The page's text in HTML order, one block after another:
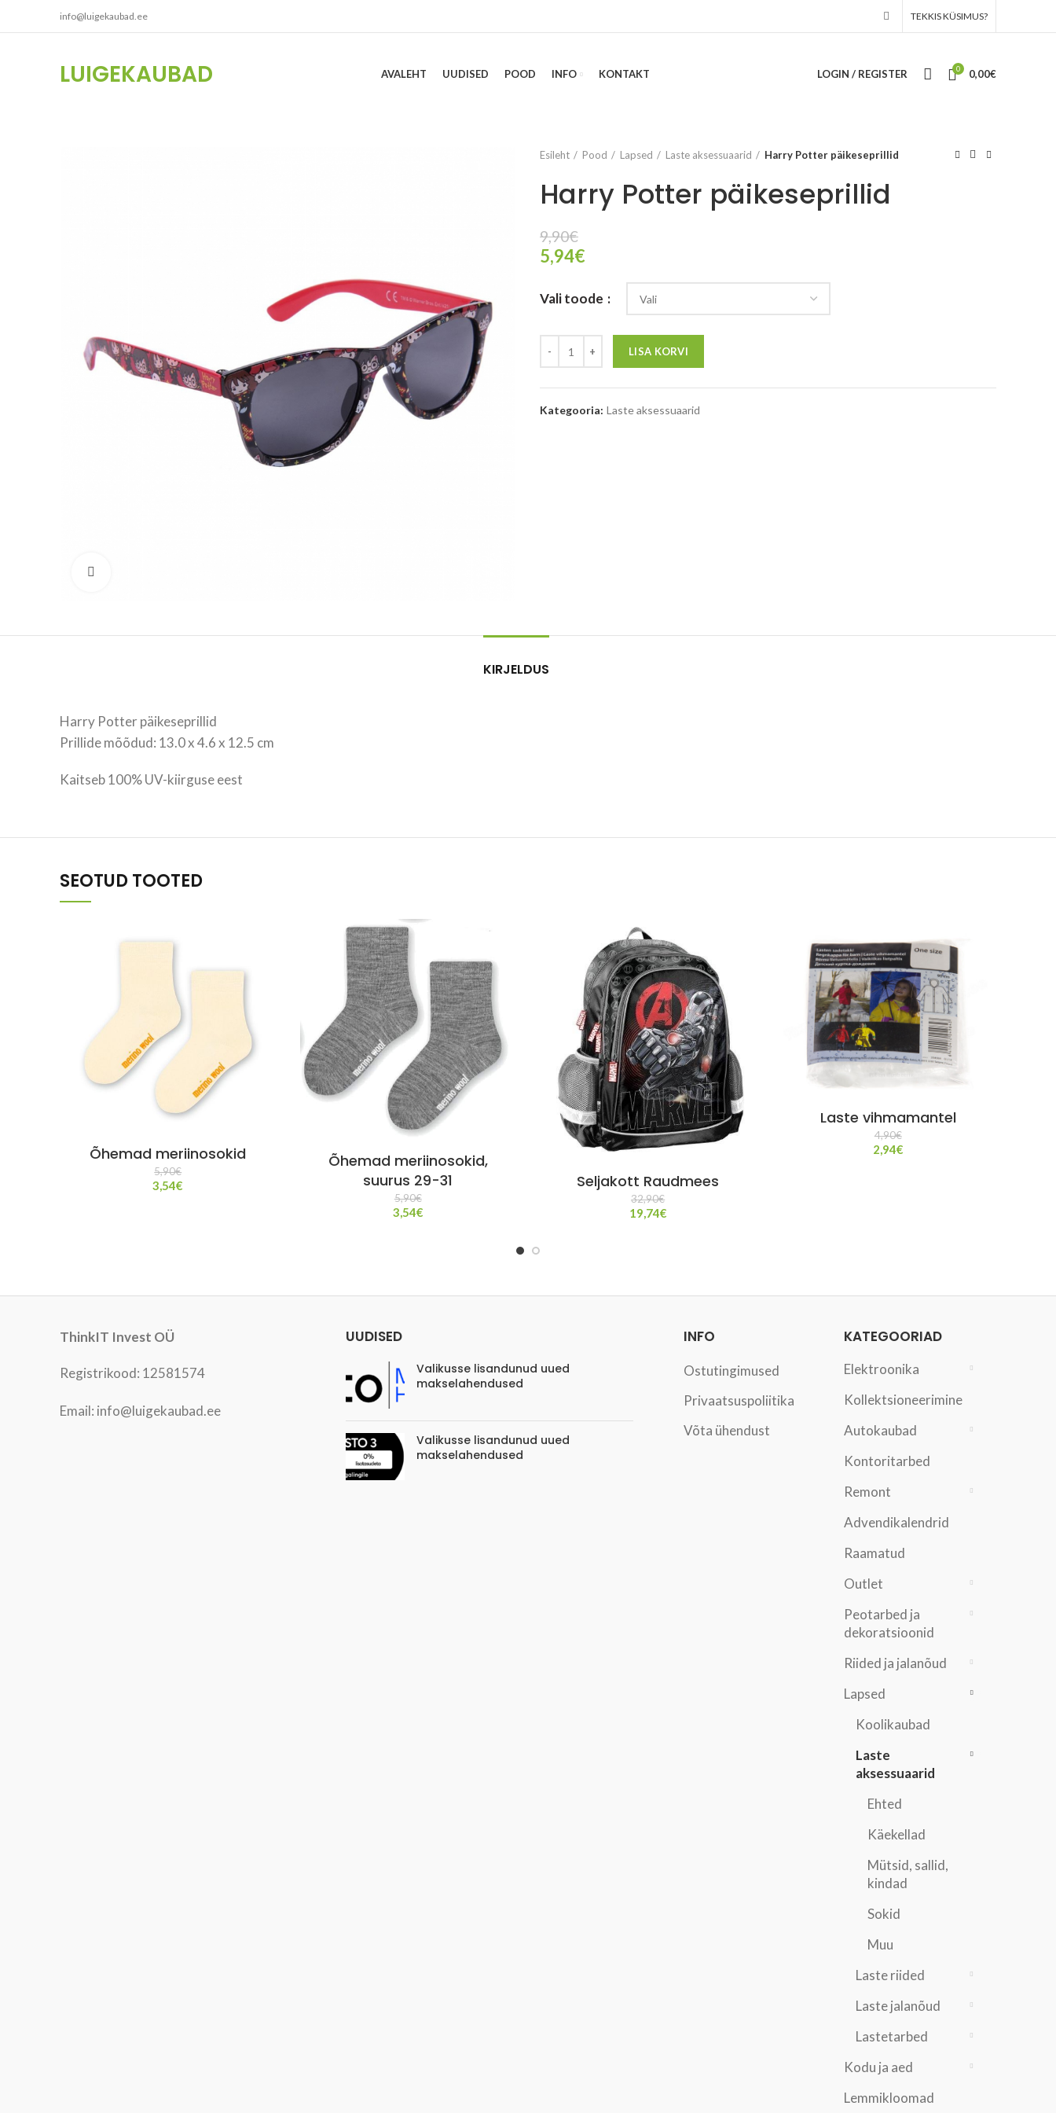
info@luigekaubad.ee TEKKIS KÜSIMUS?
LUIGEKAUBAD AVALEHT UUDISED POOD INFO KONTAKT LOGIN / REGISTER 0 0,00€
Esileht Pood Lapsed Laste aksessuaarid Harry Potter päikeseprillid
Harry Potter päikeseprillid
9,90€
5,94€
Vali toode
LISA KORVI
Kategooria: Laste aksessuaarid
KIRJELDUS
Harry Potter päikeseprillid
Prillide mõõdud: 13.0 x 4.6 x 12.5 cm
Kaitseb 100% UV-kiirguse eest
SEOTUD TOOTED
Õhemad meriinosokid
5,90€
3,54€
Õhemad meriinosokid,
suurus 29-31
5,90€
3,54€
Seljakott Raudmees
32,90€
19,74€
Laste vihmamantel
4,90€
2,94€
ThinkIT Invest OÜ
Registrikood: 12581574
Email: info@luigekaubad.ee
UUDISED
Valikusse lisandunud uued
makselahendused
Valikusse lisandunud uued
makselahendused
INFO
Ostutingimused
Privaatsuspoliitika
Võta ühendust
KATEGOORIAD
Elektroonika
Kollektsioneerimine
Autokaubad
Kontoritarbed
Remont
Advendikalendrid
Raamatud
Outlet
Peotarbed ja
dekoratsioonid
Riided ja jalanõud
Lapsed
Koolikaubad
Laste
aksessuaarid
Ehted
Käekellad
Mütsid, sallid,
kindad
Sokid
Muu
Laste riided
Laste jalanõud
Lastetarbed
Kodu ja aed
Lemmikloomad